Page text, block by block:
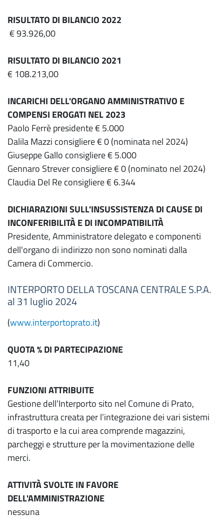
RISULTATO DI BILANCIO 2022
€ 93.926,00
RISULTATO DI BILANCIO 2021
€ 108.213,00
INCARICHI DELL'ORGANO AMMINISTRATIVO E
COMPENSI EROGATI NEL 2023
Paolo Ferrè presidente € 5.000
Dalila Mazzi consigliere € 0 (nominata nel 2024)
Giuseppe Gallo consigliere € 5.000
Gennaro Strever consigliere € 0 (nominato nel 2024)
Claudia Del Re consigliere € 6.344
DICHIARAZIONI SULL'INSUSSISTENZA DI CAUSE DI
INCONFERIBILITÀ E DI INCOMPATIBILITÀ
Presidente, Amministratore delegato e componenti
dell'organo di indirizzo non sono nominati dalla
Camera di Commercio.
INTERPORTO DELLA TOSCANA CENTRALE S.P.A.
al 31 luglio 2024
(www.interportoprato.it)
QUOTA % DI PARTECIPAZIONE
11,40
FUNZIONI ATTRIBUITE
Gestione dell’Interporto sito nel Comune di Prato,
infrastruttura creata per l’integrazione dei vari sistemi
di trasporto e la cui area comprende magazzini,
parcheggi e strutture per la movimentazione delle
merci.
ATTIVITÀ SVOLTE IN FAVORE
DELL'AMMINISTRAZIONE
nessuna